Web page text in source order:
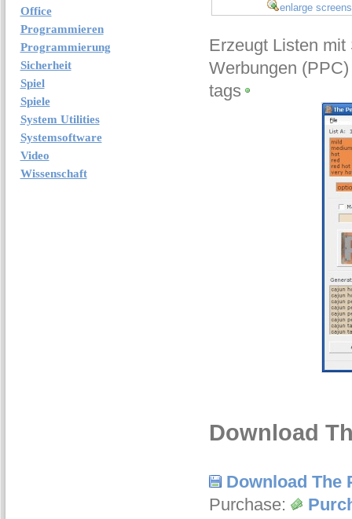
Office
Programmieren
Programmierung
Sicherheit
Spiel
Spiele
System Utilities
Systemsoftware
Video
Wissenschaft
enlarge
Erzeugt Listen
Werbungen (PPC)
tags
Download
Download The
Purchase: